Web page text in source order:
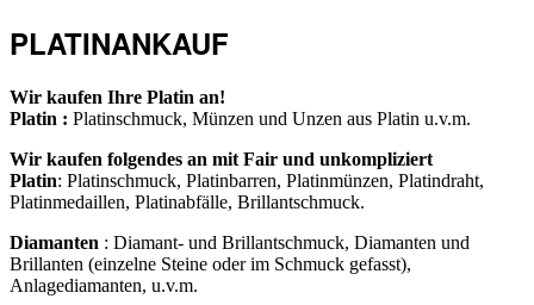
PLATINANKAUF
Wir kaufen Ihre Platin an!
Platin : Platinschmuck, Münzen und Unzen aus Platin u.v.m.
Wir kaufen folgendes an mit Fair und unkompliziert
Platin: Platinschmuck, Platinbarren, Platinmünzen, Platindraht,
Platinmedaillen, Platinabfälle, Brillantschmuck.
Diamanten : Diamant- und Brillantschmuck, Diamanten und
Brillanten (einzelne Steine oder im Schmuck gefasst),
Anlagediamanten, u.v.m.